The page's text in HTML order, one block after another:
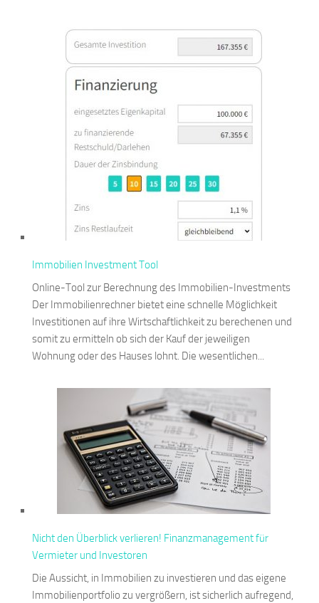
Immobilien Investment Tool
Online-Tool zur Berechnung des Immobilien-Investments
Der Immobilienrechner bietet eine schnelle Möglichkeit
Investitionen auf ihre Wirtschaftlichkeit zu berechenen und
somit zu ermitteln ob sich der Kauf der jeweiligen
Wohnung oder des Hauses lohnt. Die wesentlichen...
Nicht den Überblick verlieren! Finanzmanagement für
Vermieter und Investoren
Die Aussicht, in Immobilien zu investieren und das eigene
Immobilienportfolio zu vergrößern, ist sicherlich aufregend,